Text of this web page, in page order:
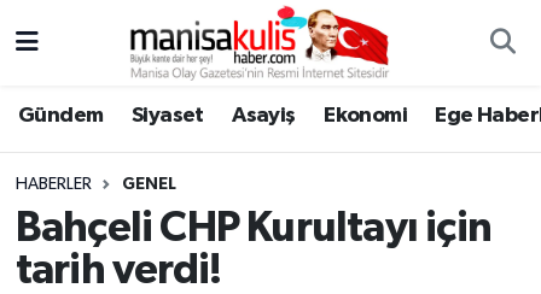
Gündem Siyaset Asayiş Ekonomi Ege
HABERLER GENEL
Bahçeli CHP Kurultayı için
tarih verdi!
Ege Haberleri
Ekonomi
Genel
Yunusemre Hava Durumu
Yunusemre Trafik Yoğunluk Haritası
Süper Lig Puan Durumu ve Fikstür